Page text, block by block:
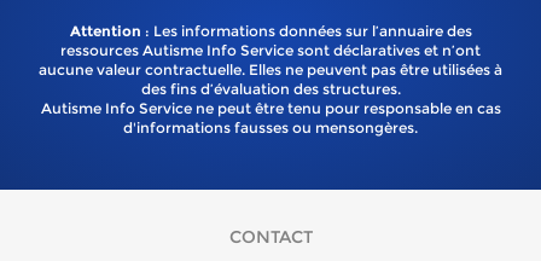
Attention : Les informations données sur l’annuaire des
ressources Autisme Info Service sont déclaratives et n’ont
aucune valeur contractuelle. Elles ne peuvent pas être utilisées à
des fins d’évaluation des structures.
Autisme Info Service ne peut être tenu pour responsable en cas
d'informations fausses ou mensongères.
CONTACT